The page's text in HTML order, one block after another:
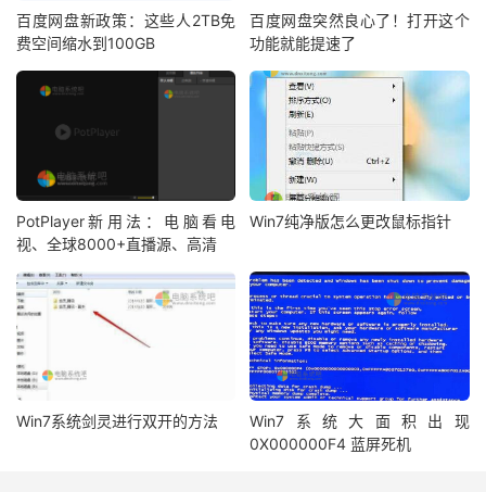
百度网盘新政策：这些人2TB免
费空间缩水到100GB
百度网盘突然良心了！打开这个
功能就能提速了
PotPlayer新用法：电脑看电
视、全球8000+直播源、高清
Win7纯净版怎么更改鼠标指针
Win7系统剑灵进行双开的方法
Win7系统大面积出现
0X000000F4 蓝屏死机